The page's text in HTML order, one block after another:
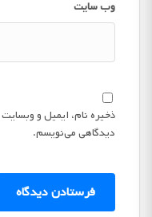
وب‌ سایت
ذخیره نام، ایمیل و
دیدگاهی می‌نویسم.